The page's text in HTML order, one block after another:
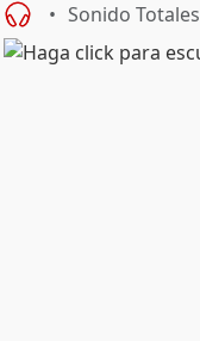
Sonido Totales